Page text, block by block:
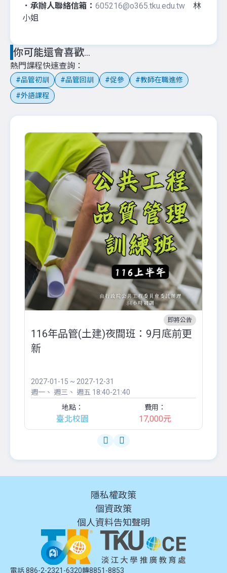
．承辦人聯絡信箱： 605216@o365.tku.edu.tw 林
小姐
你可能還會喜歡...
熱門課程快速查詢
品管初訓 品管回訓 促參
教師在職進修
外語課程
即將公告
116年品管(土建)夜間班：9月底前更
新
2027-01-15 ~ 2027-12-31
週一
週三 週五 18:40-21:40
地點：
臺北校園
費用：
17,000元
隱私權政策
個資政策
個人資料告知聲明
電話 886-2-2321-6320轉8851-8853